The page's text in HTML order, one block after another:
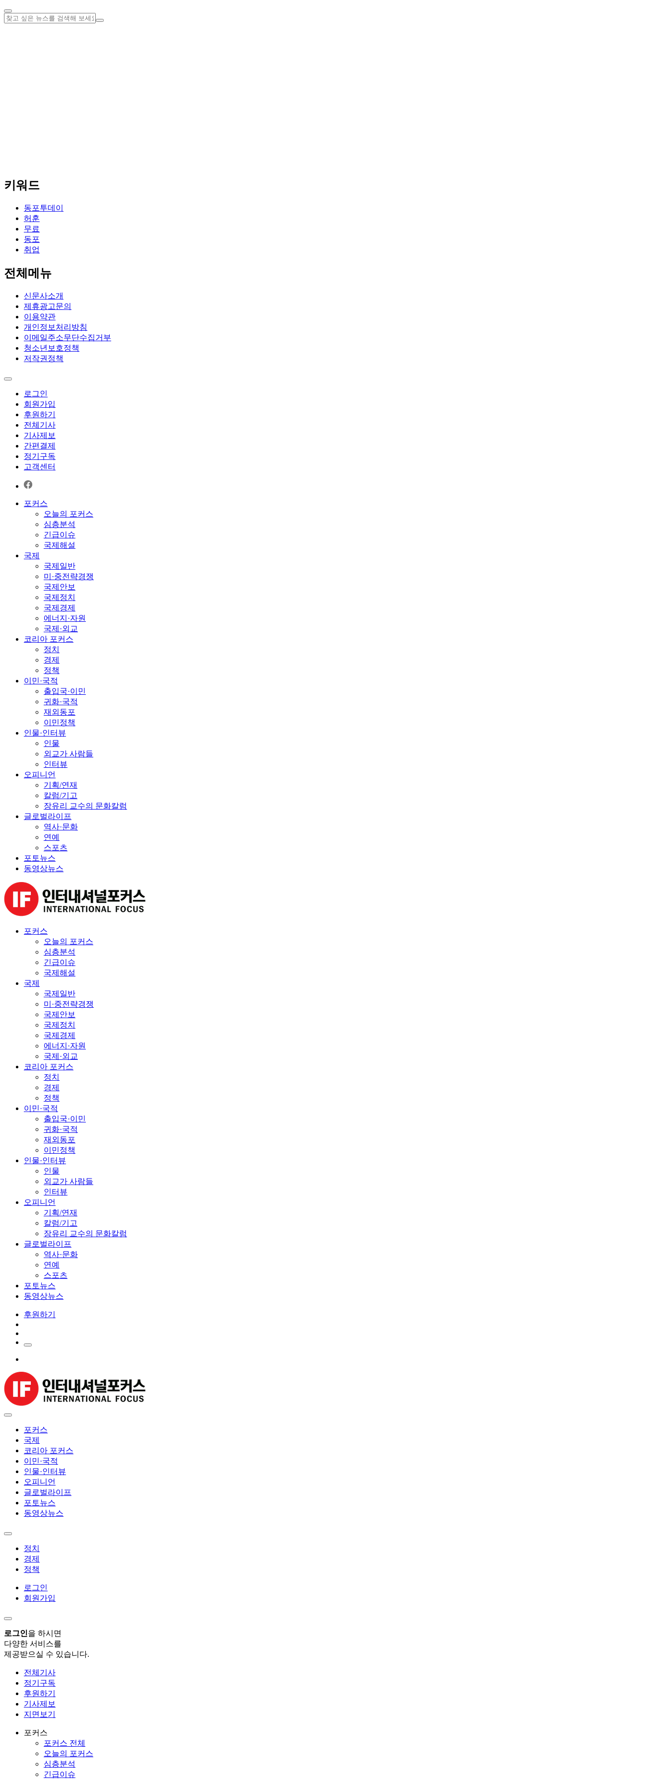
키워드
동포투데이
허훈
무료
동포
취업
전체메뉴
신문사소개
제휴광고문의
이용약관
개인정보처리방침
이메일주소무단수집거부
청소년보호정책
저작권정책
로그인
회원가입
후원하기
전체기사
기사제보
간편결제
정기구독
고객센터
포커스
오늘의 포커스
심층분석
긴급이슈
국제해설
국제
국제일반
미·중전략경쟁
국제안보
국제정치
국제경제
에너지·자원
국제·외교
코리아 포커스
정치
경제
정책
이민·국적
출입국·이민
귀화·국적
재외동포
이민정책
인물·인터뷰
인물
외교가 사람들
인터뷰
오피니언
기획/연재
칼럼/기고
장유리 교수의 문화칼럼
글로벌라이프
역사·문화
연예
스포츠
포토뉴스
동영상뉴스
포커스
오늘의 포커스
심층분석
긴급이슈
국제해설
국제
국제일반
미·중전략경쟁
국제안보
국제정치
국제경제
에너지·자원
국제·외교
코리아 포커스
정치
경제
정책
이민·국적
출입국·이민
귀화·국적
재외동포
이민정책
인물·인터뷰
인물
외교가 사람들
인터뷰
오피니언
기획/연재
칼럼/기고
장유리 교수의 문화칼럼
글로벌라이프
역사·문화
연예
스포츠
포토뉴스
동영상뉴스
후원하기
포커스
국제
코리아 포커스
이민·국적
인물·인터뷰
오피니언
글로벌라이프
포토뉴스
동영상뉴스
정치
경제
정책
로그인
회원가입
로그인을 하시면
다양한 서비스를
제공받으실 수 있습니다.
전체기사
정기구독
후원하기
기사제보
지면보기
포커스
포커스 전체
오늘의 포커스
심층분석
긴급이슈